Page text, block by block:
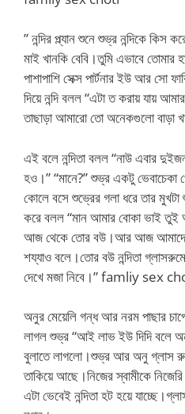
” নন্দির প্ল্যান শুনে শুভ্র নন্দিকে
মাই খানকি বেবি।তুমি এভাবে তোমার
পাশাপাশি সেক্স পার্টনার ইউ আর সো
দিয়ে নন্দি বলল “এটা ত করায় যায়
তাছাড়া আমারো তো অনেকগুলো বাড়া
এই বলে নন্দিতা বলল “নাউ এবার
হও।” “মানে?” শুভ্র একটু
কোলে বসে শুভ্রের গলা ধরে তার
করে বলল “মান আমার বোকা ভাই
আজ থেকে তোর বউ।আর আজ আমাদের
শয্যাও বলে।তোর বউ নন্দিতা
দেখে মজা নিবে।” famliy sex
অনুর মেয়েলি গন্ধ আর নরম পাছার
লাগল শুভ্র “আই লাভ ইউ দিদি বলে
বুলাতে লাগলো।শুভ্র আর অনু গ্লাস
তাকিয়ে আছে।নিজের স্বামীকে
এটা ভেবেই নন্দিতা হট হয়ে